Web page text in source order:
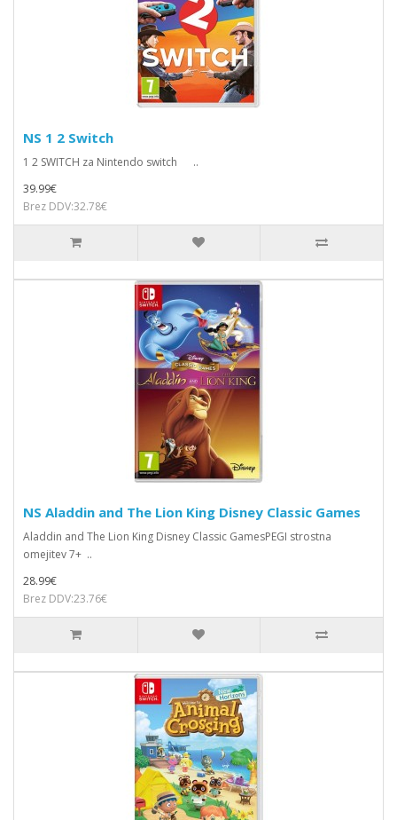
NS 1 2 Switch
1 2 SWITCH za Nintendo switch ..
39.99€
Brez DDV:32.78€
NS Aladdin and The Lion King Disney Classic Games
Aladdin and The Lion King Disney Classic GamesPEGI strostna
omejitev 7+ ..
28.99€
Brez DDV:23.76€